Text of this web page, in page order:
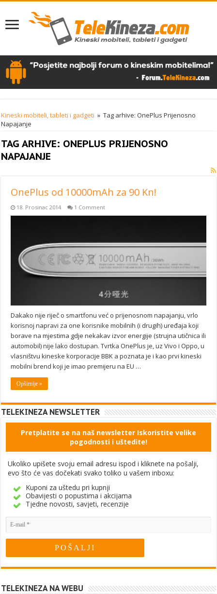
Kineski mobiteli, tableti i gadgeti » Tag arhive: OnePlus Prijenosno
Napajanje
TAG ARHIVE: ONEPLUS PRIJENOSNO
NAPAJANJE
OnePlus od 10000mAh za 90 Kn!
18. Prosinac 2014 1 Comment
Dakako nije riječ o smartfonu već o prijenosnom napajanju, vrlo
korisnoj napravi za one korisnike mobilnih (i drugih) uređaja koji
borave na mjestima gdje nekakav izvor energije (strujna utičnica ili
automobil) nije lako dostupan. Tvrtka OnePlus je, uz Vivo i Oppo, u
vlasništvu kineske korporacije BBK a poznata je i kao prvi kineski
mobilni brend koji je imao premijeru na EU …
Opširnije »
TELEKINEZA NEWSLETTER
Pretplatite se na naš newsletter Iskoristite velike
pogodnosti i uštedite!
Ukoliko upišete svoju email adresu ispod i kliknete na pošalji,
evo što će vas dočekati svako toliko u vašem inboxu:
Kuponi za uštedu pri kupnji
Obavijesti o popustima i akcijama
Tjedne novosti, savjeti, recenzije
TELEKINEZA NA WEBU